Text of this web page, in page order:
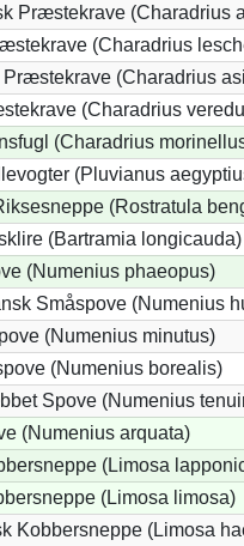
Præstekrave (Charadrius
(Charadrius
Præstekrave (Charadrius
(Charadrius
(Charadrius
(Pluvianus
(Rostratula
(Bartramia longicauda)
(Numenius phaeopus)
Småspove (Numenius
(Numenius minutus)
(Numenius borealis)
Spove (Numenius
(Numenius arquata)
(Limosa
(Limosa limosa)
Kobbersneppe (Limosa